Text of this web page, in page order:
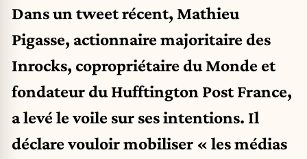
Dans un tweet récent, Mathieu
Pigasse, actionnaire majoritaire des
Inrocks, copropriétaire du Monde et
fondateur du Hufftington Post France,
a levé le voile sur ses intentions. Il
déclare vouloir mobiliser « les médias